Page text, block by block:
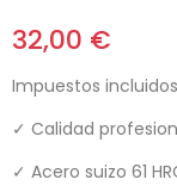
32,00 €
Impuestos incluidos
✓ Calidad
✓ Acero suizo 61